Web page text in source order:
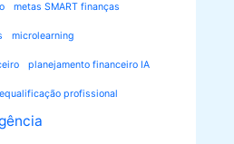
metas SMART finanças
microlearning
planejamento financeiro IA
profissional